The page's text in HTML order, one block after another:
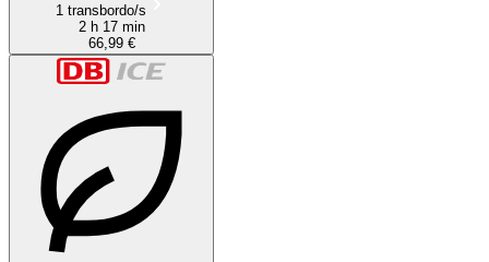
1 transbordo/s
2 h 17 min
66,99 €